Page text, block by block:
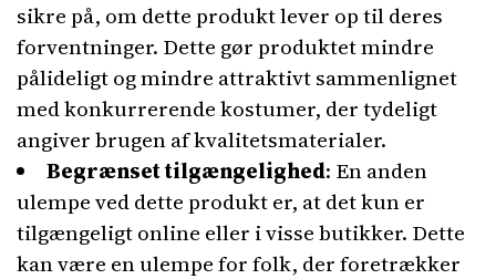
sikre på, om dette produkt lever op til deres
forventninger. Dette gør produktet mindre
pålideligt og mindre attraktivt sammenlignet
med konkurrerende kostumer, der tydeligt
angiver brugen af ​​kvalitetsmaterialer.
Begrænset tilgængelighed: En anden
ulempe ved dette produkt er, at det kun er
tilgængeligt online eller i visse butikker. Dette
kan være en ulempe for folk, der foretrækker